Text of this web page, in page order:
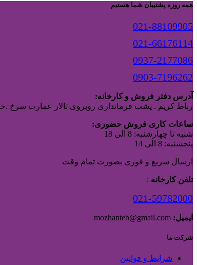
همه روزه پشتیبان شما هستیم
021-88109905
021-66176114
0937-2177086
0903-7196262
آدرس دفتر فروش و کارخانه:
رباط کریم . پشت فرمانداری روبروی تالار عمارت سرخ
ساعات کاری فروش حضوری:
شنبه تا چهارشنبه: 8 الی 18
پنجشنبه: 8 الی 14
ارسال سریع و فوری بصورت تمام وقت
تلفن کارخانه :
021-59782000
ایمیل:
شرکت ما
شرایط و قوانین